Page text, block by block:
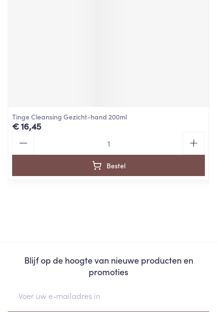
Tinge Cleansing Gezicht-hand 200ml
€ 16,45
Bestel
Blijf op de hoogte van nieuwe producten en
promoties